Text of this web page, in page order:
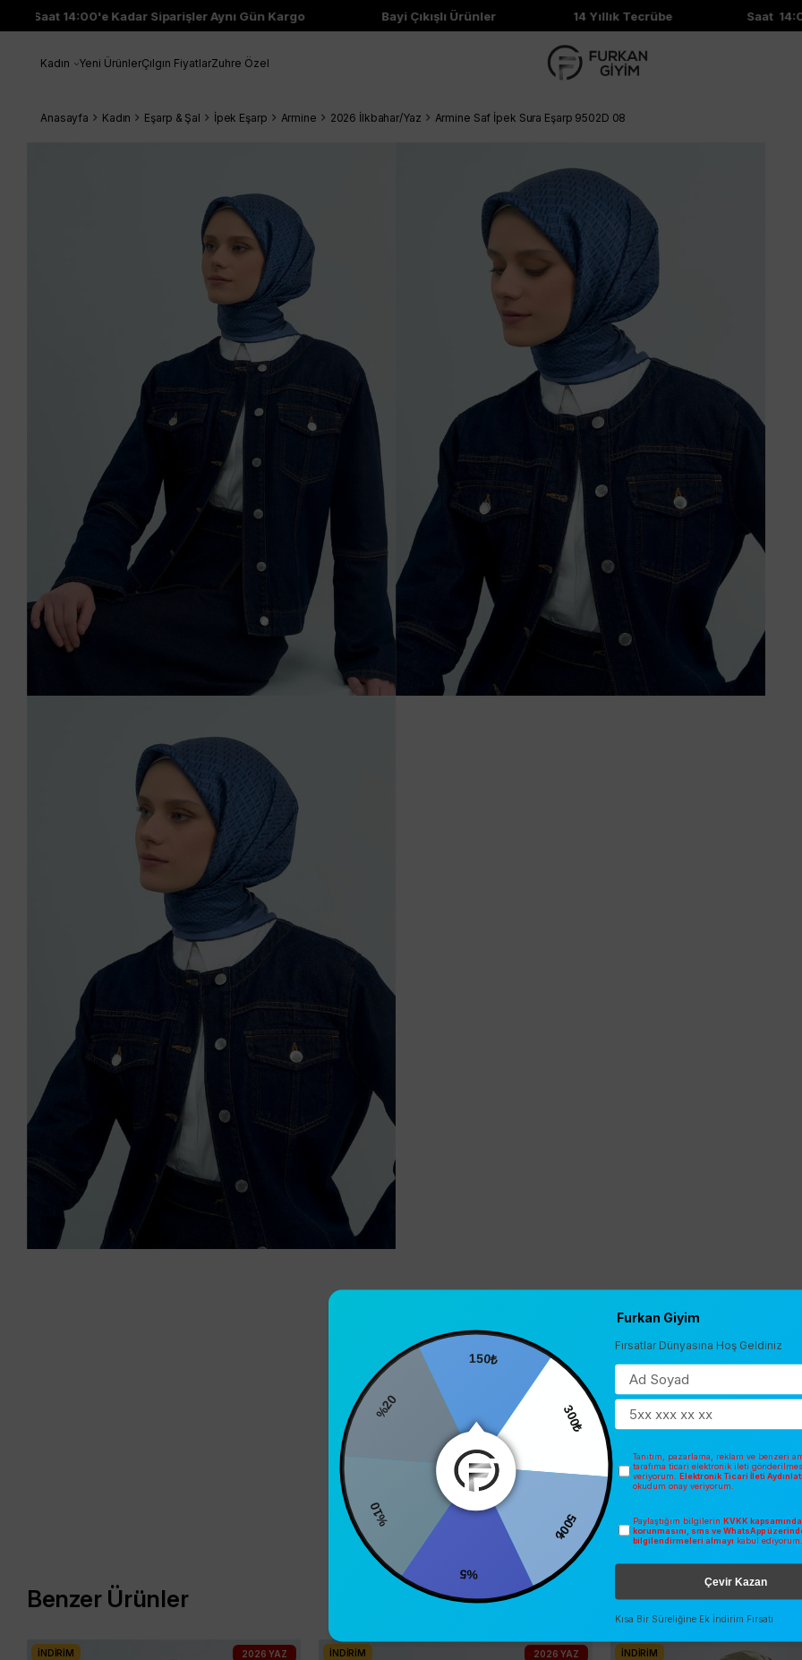
Saat 14:00'e Kadar Siparişler Aynı Gün Kargo Bayi Çıkışlı Ürünler 14 Yıllık Tecrübe Saat
Kadın Yeni ÜrünlerÇılgın FiyatlarZuhre Özel
Anasayfa Kadın Eşarp & Şal İpek Eşarp Armine 2026 İlkbahar/Yaz Armine Saf İpek Sura Eşarp 9502D 08
Benzer Ürünler
İNDIRIM 2026 YAZ İNDIRIM 2026 YAZ İNDIRIM
150₺
300₺
500₺
%10
%20
Furkan Giyim
Fırsatlar Dünyasına Hoş Geldiniz
Tanıtım, pazarlama, reklam ve benzeri
tarafıma ticari elektronik ileti
veriyorum. Elektronik Ticari İleti
okudum onay veriyorum.
Paylaştığım bilgilerin KVKK
korunmasını, sms ve WhatsApp
bilgilendirmeleri almayı kabul ediyorum.
Çevir Kazan
Kısa Bir Süreliğine Ek İndirim Fırsatı